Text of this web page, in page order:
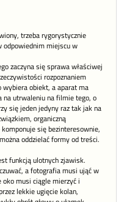
trzeba rygorystycznie
odpowiednim miejscu w
zaczyna się sprawa właściwej
rozpoznaniem
obiekt, a aparat ma
na utrwaleniu na filmie tego, o
się jeden jedyny raz tak jak na
organiczną
się bezinteresownie,
oddzielać formy od treści.
funkcją ulotnych zjawisk.
a fotografia musi ująć w
musi ciągle mierzyć i
lekkie ugięcie kolan,